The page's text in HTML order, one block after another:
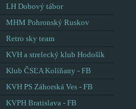
LH Dobový tábor
MHM Pohronský Ruskov
Retro sky team
KVH a strelecký klub Hodošík
Klub ČSĽA Kolíňany - FB
KVH PS Záhorská Ves - FB
KVPH Bratislava - FB